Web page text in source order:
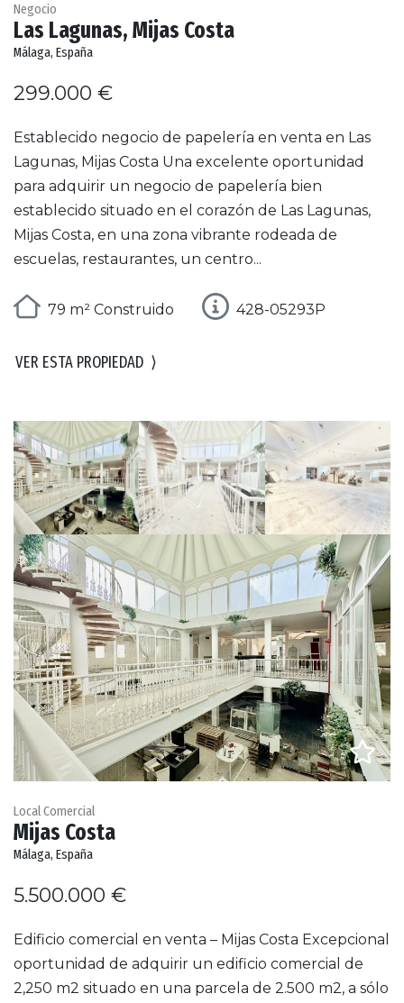
Negocio
Las Lagunas, Mijas Costa
Málaga, España
299.000 €
Establecido negocio de papelería en venta en Las
Lagunas, Mijas Costa Una excelente oportunidad
para adquirir un negocio de papelería bien
establecido situado en el corazón de Las Lagunas,
Mijas Costa, en una zona vibrante rodeada de
escuelas, restaurantes, un centro...
79 m² Construido 428-05293P
VER ESTA PROPIEDAD ⟩
Local Comercial
Mijas Costa
Málaga, España
5.500.000 €
Edificio comercial en venta – Mijas Costa Excepcional
oportunidad de adquirir un edificio comercial de
2,250 m2 situado en una parcela de 2.500 m2, a sólo